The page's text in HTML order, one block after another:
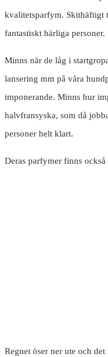
kvalitetsparfym. Skithäftigt
fantastiskt härliga personer.
Minns när de låg i
lansering mm på våra
imponerande. Minns hur
halvfransyska, som då
personer helt klart.
Deras parfymer finns också
Regnet öser ner ute och